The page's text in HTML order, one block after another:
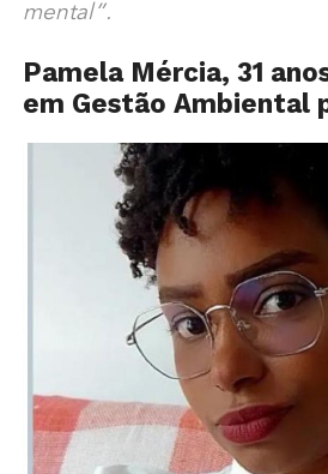
mental”.
Pamela Mércia, 31
em Gestão Ambiental